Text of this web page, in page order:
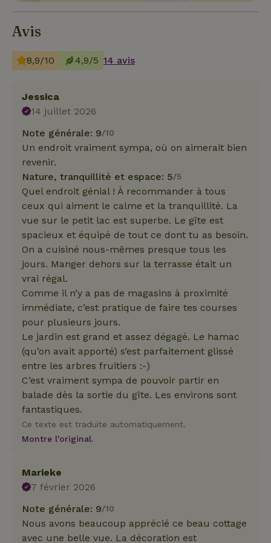
Avis
8,9/10 4,9/5 14 avis
Jessica
14 juillet 2026
Note générale: 9/10
Un endroit vraiment sympa, où on aimerait bien
revenir.
Nature, tranquillité et espace: 5/5
Quel endroit génial ! À recommander à tous
ceux qui aiment le calme et la tranquillité. La
vue sur le petit lac est superbe. Le gîte est
spacieux et équipé de tout ce dont tu as besoin.
On a cuisiné nous-mêmes presque tous les
jours. Manger dehors sur la terrasse était un
vrai régal.
Comme il n’y a pas de magasins à proximité
immédiate, c’est pratique de faire tes courses
pour plusieurs jours.
Le jardin est grand et assez dégagé. Le hamac
(qu’on avait apporté) s’est parfaitement glissé
entre les arbres fruitiers :-)
C’est vraiment sympa de pouvoir partir en
balade dès la sortie du gîte. Les environs sont
fantastiques.
Ce texte est traduite automatiquement.
Montre l'original.
Marieke
7 février 2026
Note générale: 9/10
Nous avons beaucoup apprécié ce beau cottage
avec une belle vue. La décoration est